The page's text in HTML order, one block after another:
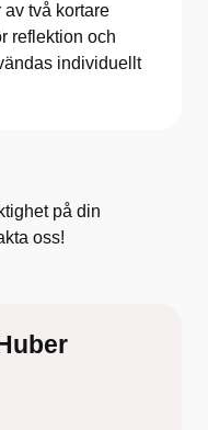
två kortare
reflektion och
individuellt
på din
oss!